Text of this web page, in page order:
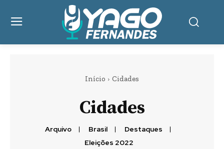
Início Cidades
Cidades
Arquivo Brasil
Destaques
Eleições 2022